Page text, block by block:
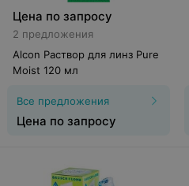
Цена по запросу
2 предложения
Alcon Раствор для линз Pure
Moist 120 мл
Все предложения
Цена по запросу